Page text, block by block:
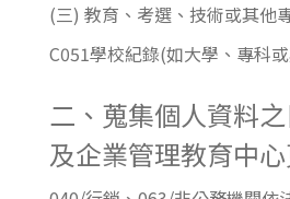
採購專業
隨班附讀
免費講座
(三) 教育、考選、技術或其他
C051學校紀錄(如大學、專科
二、蒐集個人資料
及企業管理教育中